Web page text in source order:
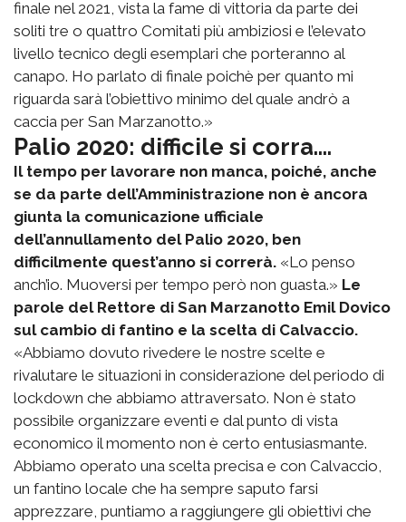
finale nel 2021, vista la fame di vittoria da parte dei
soliti tre o quattro Comitati più ambiziosi e l’elevato
livello tecnico degli esemplari che porteranno al
canapo. Ho parlato di finale poichè per quanto mi
riguarda sarà l’obiettivo minimo del quale andrò a
caccia per San Marzanotto.»
Palio 2020: difficile si corra....
Il tempo per lavorare non manca, poiché, anche
se da parte dell’Amministrazione non è ancora
giunta la comunicazione ufficiale
dell’annullamento del Palio 2020, ben
difficilmente quest’anno si correrà. «Lo penso
anch’io. Muoversi per tempo però non guasta.» Le
parole del Rettore di San Marzanotto Emil Dovico
sul cambio di fantino e la scelta di Calvaccio.
«Abbiamo dovuto rivedere le nostre scelte e
rivalutare le situazioni in considerazione del periodo di
lockdown che abbiamo attraversato. Non è stato
possibile organizzare eventi e dal punto di vista
economico il momento non è certo entusiasmante.
Abbiamo operato una scelta precisa e con Calvaccio,
un fantino locale che ha sempre saputo farsi
apprezzare, puntiamo a raggiungere gli obiettivi che